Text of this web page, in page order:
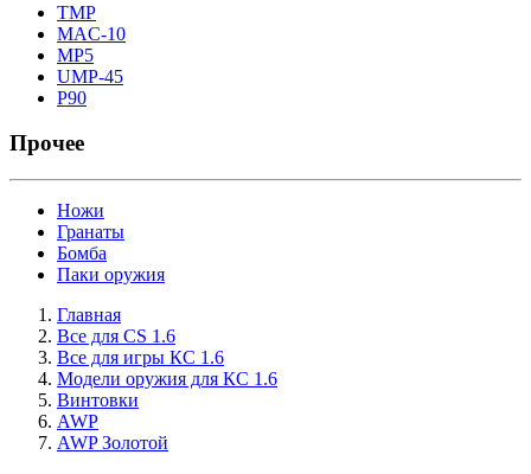
TMP
MAC-10
MP5
UMP-45
P90
Прочее
Ножи
Гранаты
Бомба
Паки оружия
Главная
Все для CS 1.6
Все для игры КС 1.6
Модели оружия для КС 1.6
Винтовки
AWP
AWP Золотой